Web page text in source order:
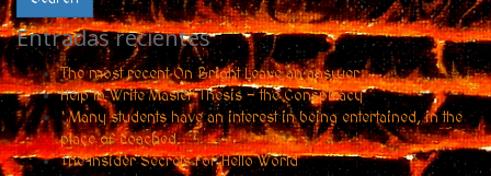
Entradas recientes
The most recent On Bright Leave an answer
Help to Write Master Thesis – the Conspiracy
‘ Many students have an interest in being entertained, in the
place of coached.
The Insider Secrets for Hello World